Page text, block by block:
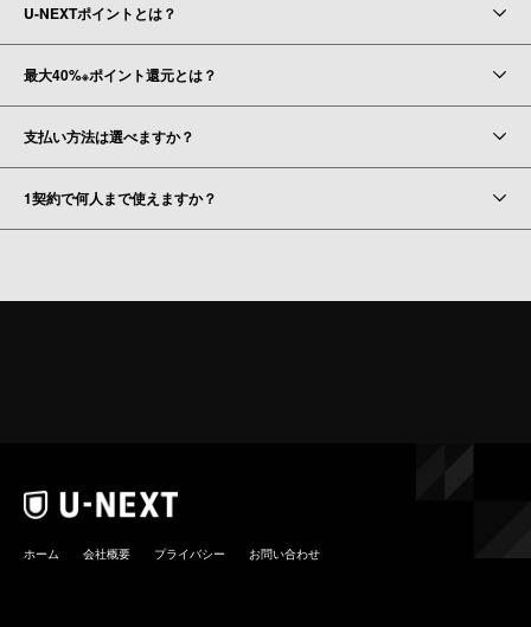
U-NEXTポイントとは？
最大40%※ポイント還元とは？
支払い方法は選べますか？
1契約で何人まで使えますか？
ホーム 会社概要 プライバシー お問い合わせ